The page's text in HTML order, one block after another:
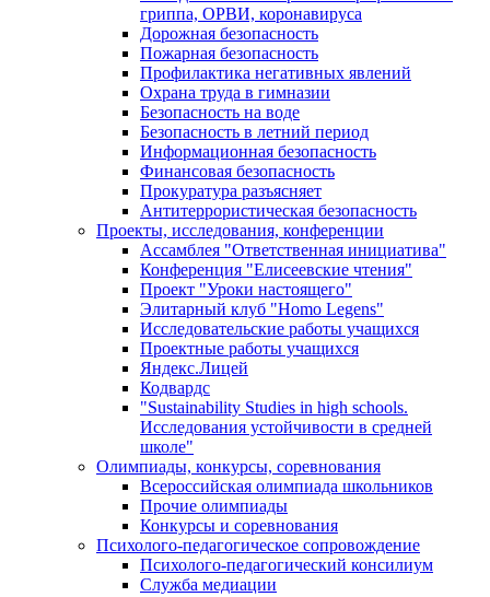
гриппа, ОРВИ, коронавируса
Дорожная безопасность
Пожарная безопасность
Профилактика негативных явлений
Охрана труда в гимназии
Безопасность на воде
Безопасность в летний период
Информационная безопасность
Финансовая безопасность
Прокуратура разъясняет
Антитеррористическая безопасность
Проекты, исследования, конференции
Ассамблея "Ответственная инициатива"
Конференция "Елисеевские чтения"
Проект "Уроки настоящего"
Элитарный клуб "Homo Legens"
Исследовательские работы учащихся
Проектные работы учащихся
Яндекс.Лицей
Кодвардс
"Sustainability Studies in high schools.
Исследования устойчивости в средней
школе"
Олимпиады, конкурсы, соревнования
Всероссийская олимпиада школьников
Прочие олимпиады
Конкурсы и соревнования
Психолого-педагогическое сопровождение
Психолого-педагогический консилиум
Служба медиации